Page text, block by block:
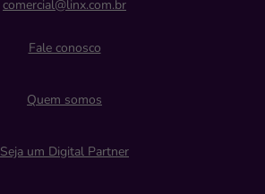
comercial@linx.com.br
Fale conosco
Quem somos
Seja um Digital Partner